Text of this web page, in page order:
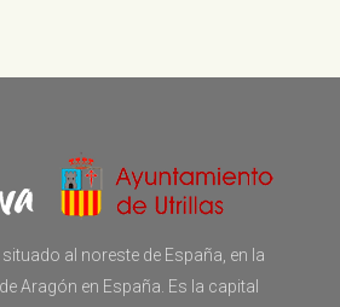
al noreste de España, en la
Aragón en España. Es la capital